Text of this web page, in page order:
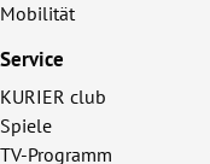
Mobilität
Service
KURIER club
Spiele
TV-Programm